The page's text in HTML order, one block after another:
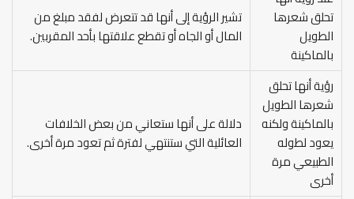
تحلق شعرها
الطويل
بالماكينة
تشير الرؤية إلى أنها قد تتعرض لفقد مبلغ من
المال أو الجاه أو تقطع علاقتها بأحد المقربين.
رؤية أنها تحلق
شعرها الطويل
بالماكينة ولكنه
يعود لطوله
الطبيعي مرة
أخرى
دلالة على أنها ستعاني من بعض الخلافات
العائلية التي ستنتهي لفترة ثم تعود مرة أخرى.